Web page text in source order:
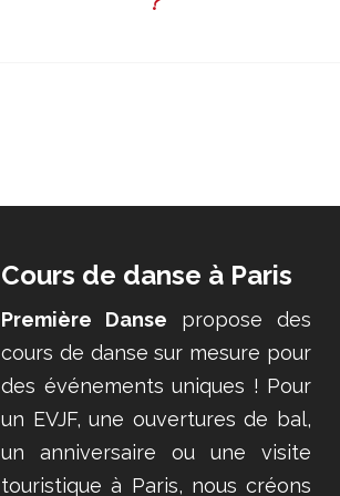
Cours de danse à Paris
Première Danse propose des
cours de danse sur mesure pour
des événements uniques ! Pour
un EVJF, une ouvertures de bal,
un anniversaire ou une visite
touristique à Paris, nous créons